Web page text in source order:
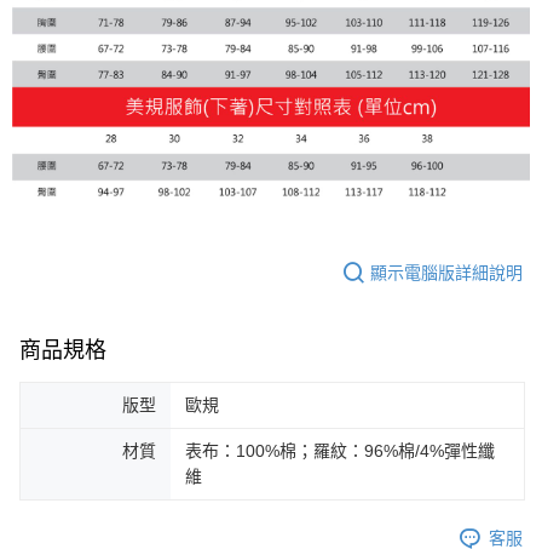
顯示電腦版詳細說明
商品規格
版型 歐規
材質
表布：100%棉；羅紋：96%棉/4%彈性纖
維
客服